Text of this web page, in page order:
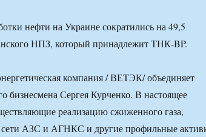
нефти на Украине сократились на 49,5
НПЗ, который принадлежит ТНК-BP.
компания / ВЕТЭК/ объединяет
бизнесмена Сергея Курченко. В настоящее
реализацию сжиженного газа,
сети АЗС и АГНКС и другие профильные